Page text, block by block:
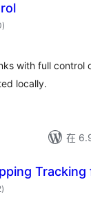
總
評)
with full control
locally.
在
總
評)